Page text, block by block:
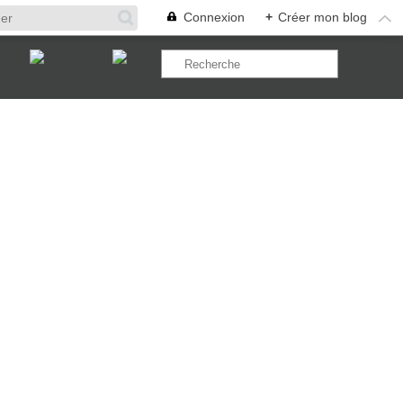
Connexion + Créer mon blog